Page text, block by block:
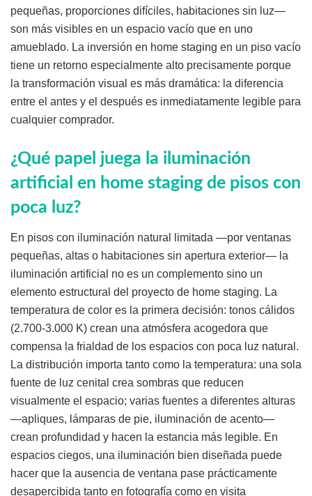
pequeñas, proporciones difíciles, habitaciones sin luz—
son más visibles en un espacio vacío que en uno
amueblado. La inversión en home staging en un piso vacío
tiene un retorno especialmente alto precisamente porque
la transformación visual es más dramática: la diferencia
entre el antes y el después es inmediatamente legible para
cualquier comprador.
¿Qué papel juega la iluminación
artificial en home staging de pisos con
poca luz?
En pisos con iluminación natural limitada —por ventanas
pequeñas, altas o habitaciones sin apertura exterior— la
iluminación artificial no es un complemento sino un
elemento estructural del proyecto de home staging. La
temperatura de color es la primera decisión: tonos cálidos
(2.700-3.000 K) crean una atmósfera acogedora que
compensa la frialdad de los espacios con poca luz natural.
La distribución importa tanto como la temperatura: una sola
fuente de luz cenital crea sombras que reducen
visualmente el espacio; varias fuentes a diferentes alturas
—apliques, lámparas de pie, iluminación de acento—
crean profundidad y hacen la estancia más legible. En
espacios ciegos, una iluminación bien diseñada puede
hacer que la ausencia de ventana pase prácticamente
desapercibida tanto en fotografía como en visita